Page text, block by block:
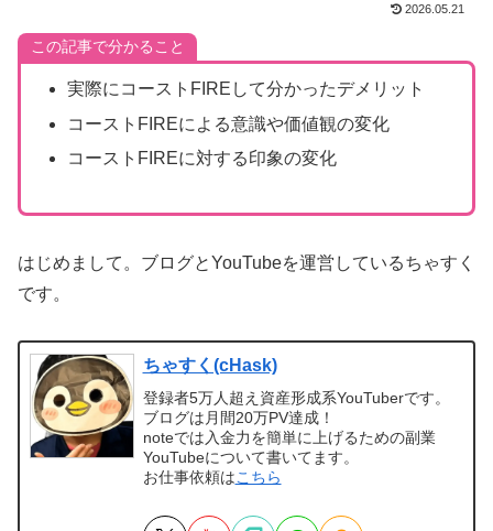
2026.05.21
この記事で分かること
実際にコーストFIREして分かったデメリット
コーストFIREによる意識や価値観の変化
コーストFIREに対する印象の変化
はじめまして。ブログとYouTubeを運営しているちゃすく
です。
ちゃすく(cHask)
登録者5万人超え資産形成系YouTuberです。
ブログは月間20万PV達成！
noteでは入金力を簡単に上げるための副業
YouTubeについて書いてます。
お仕事依頼はこちら